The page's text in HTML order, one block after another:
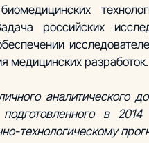
биомедицинских
российских
медицинских разработок.
аналитического
подготовленного в
технологическому